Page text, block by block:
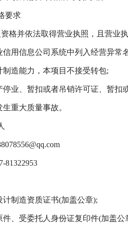
要求
格并依法取得营业执照，且营业
信用信息公司系统中列入经营异常
制造能力，本项目不接受转包;
停业、暂扣或者吊销许可证、暂扣
重大质量事故。
81322953
计制造资质证书(加盖公章);
件、受委托人身份证复印件(加盖公